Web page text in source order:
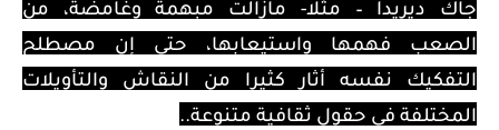
جاك ديريدا – مثلا- مازالت مبهمة وغامضة، من
الصعب فهمها واستيعابها، حتى إن مصطلح
التفكيك نفسه أثار كثيرا من النقاش والتأويلات
المختلفة في حقول ثقافية متنوعة..